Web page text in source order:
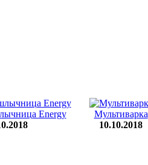
Energy
Мультиварка
10.10.2018